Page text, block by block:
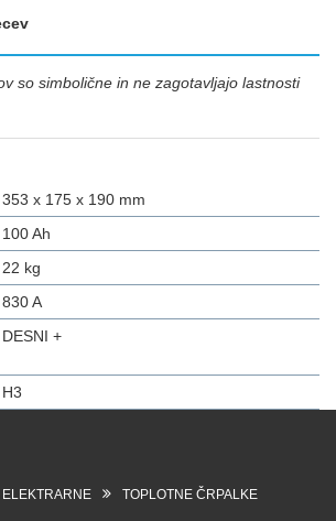
so simbolične in ne zagotavljajo lastnosti
353 x 175 x 190 mm
100 Ah
22 kg
830 A
DESNI +
H3
TOPLOTNE ČRPALKE